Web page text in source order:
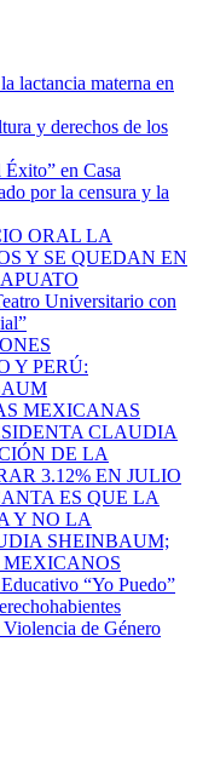
lactancia materna en
y derechos de los
en Casa
por la censura y la
ORAL LA
Y SE QUEDAN EN
Universitario con
Y PERÚ:
MEXICANAS
CLAUDIA
DE LA
3.12% EN JULIO
ES QUE LA
Y NO LA
SHEINBAUM;
MEXICANOS
“Yo Puedo”
de Género